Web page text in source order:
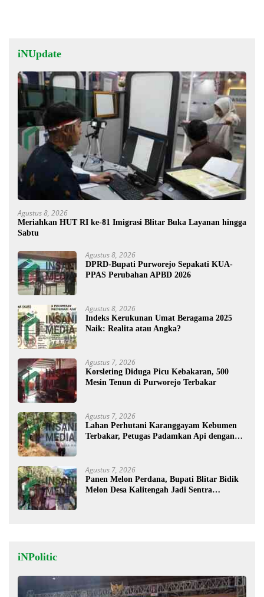
iNUpdate
Agustus 8, 2026
Meriahkan HUT RI ke-81 Imigrasi Blitar Buka Layanan hingga
Sabtu
Agustus 8, 2026
DPRD-Bupati Purworejo Sepakati KUA-
PPAS Perubahan APBD 2026
Agustus 8, 2026
Indeks Kerukunan Umat Beragama 2025
Naik: Realita atau Angka?
Agustus 7, 2026
Korsleting Diduga Picu Kebakaran, 500
Mesin Tenun di Purworejo Terbakar
Agustus 7, 2026
Lahan Perhutani Karanggayam Kebumen
Terbakar, Petugas Padamkan Api dengan
Agustus 7, 2026
Panen Melon Perdana, Bupati Blitar Bidik
Melon Desa Kalitengah Jadi Sentra
iNPolitic